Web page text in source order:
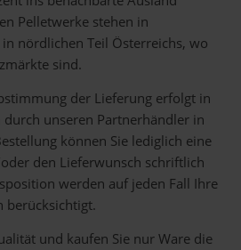
Pelletwerke stehen in
nördlichen Teil Österreichs, wo
sind.
der Lieferung erfolgt in
durch unseren Partnerhändler in
können Sie lediglich eine
den Lieferwunsch schriftlich
werden auf jeden Fall Ihre
berücksichtigt.
und kaufen Sie nur Ware die